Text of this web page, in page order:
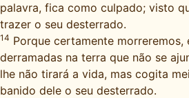
palavra, fica como culpado; visto
trazer o seu desterrado.
14 Porque certamente morreremos,
derramadas na terra que não se
lhe não tirará a vida, mas cogita
banido dele o seu desterrado.